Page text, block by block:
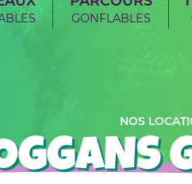
GONFLABLES
NOS